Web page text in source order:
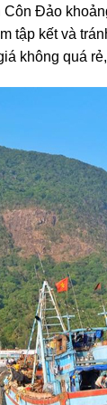
Đảo
kết và
không quá